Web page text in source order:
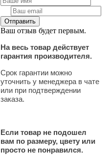
Ваш отзыв будет первым.
На весь товар действует
гарантия производителя.
Срок гарантии можно
уточнить у менеджера в чате
или при подтверждении
заказа.
Если товар не подошел
вам по размеру, цвету или
просто не понравился.